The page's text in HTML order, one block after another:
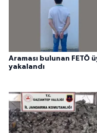
Araması bulunan FETÖ
yakalandı